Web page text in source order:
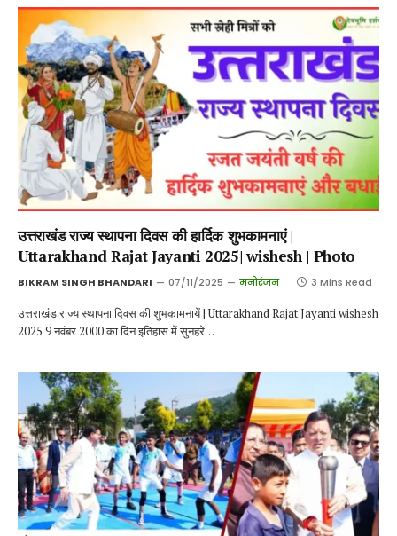
उत्तराखंड राज्य स्थापना दिवस की हार्दिक शुभकामनाएं |
Uttarakhand Rajat Jayanti 2025| wishesh | Photo
BIKRAM SINGH BHANDARI 07/11/2025 मनोरंजन 3 Mins Read
उत्तराखंड राज्य स्थापना दिवस की शुभकामनायें | Uttarakhand Rajat Jayanti wishesh
2025 9 नवंबर 2000 का दिन इतिहास में सुनहरे…